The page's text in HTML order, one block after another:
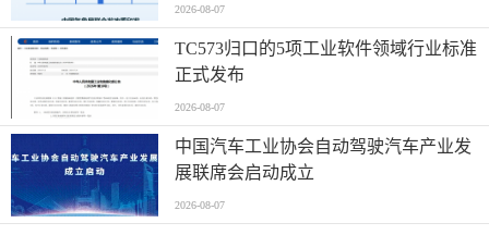
2026-08-07
TC573归口的5项工业软件领域行业标准
正式发布
2026-08-07
中国汽车工业协会自动驾驶汽车产业发
展联席会启动成立
2026-08-07